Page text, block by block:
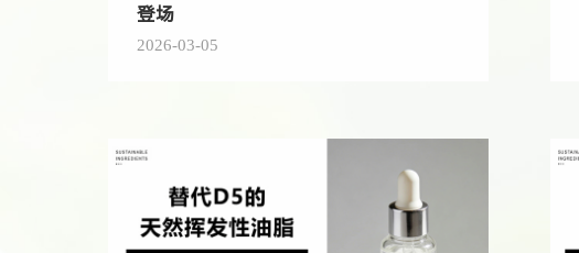
登场
2026-03-05